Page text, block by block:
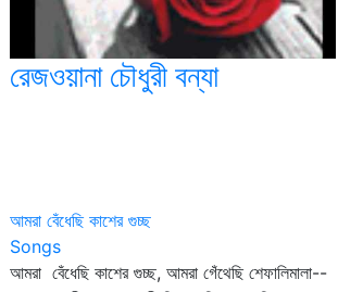
রেজওয়ানা চৌধুরী বন্যা
আমরা বেঁধেছি কাশের গুচ্ছ
Songs
আমরা বেঁধেছি কাশের গুচ্ছ, আমরা গেঁথেছি শেফালিমালা--